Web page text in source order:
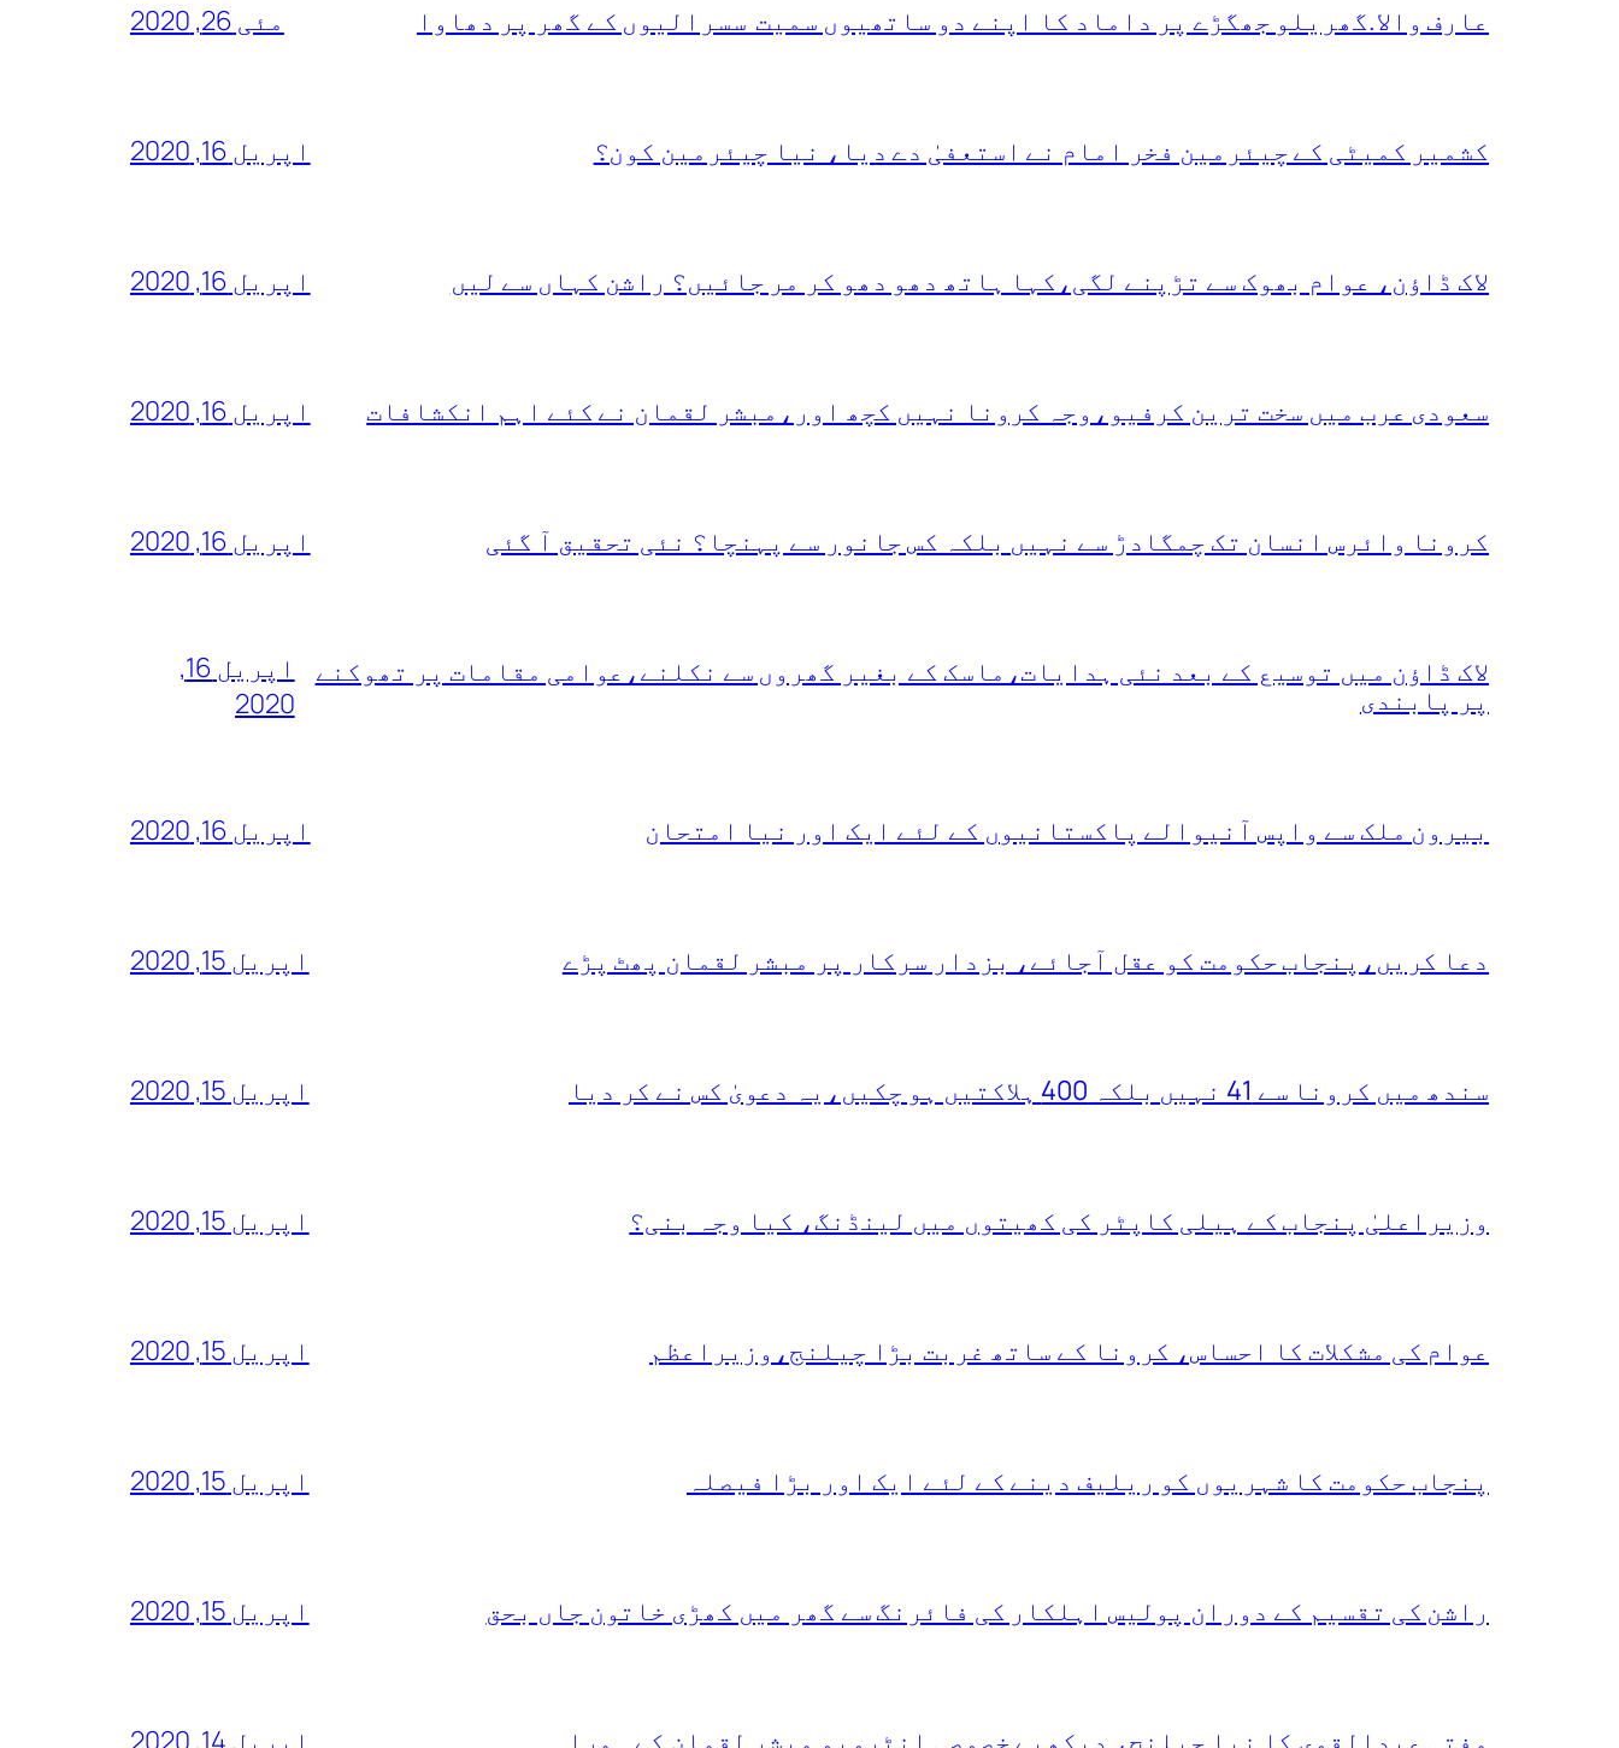
عارف والا.گھریلو جھگڑے پر داماد کا اپنے دو ساتھیوں سمیت سسرالیوں کے گھر پر دھاوا مئی 26, 2020
کشمیر کمیٹی کے چیئرمین فخر امام نے استعفیٰ دے دیا، نیا چیئرمین کون؟ اپریل 16, 2020
لاک ڈاؤن، عوام بھوک سے تڑپنے لگی،کہا ہاتھ دھو دھو کر مر جائیں؟ راشن کہاں سے لیں اپریل 16, 2020
سعودی عرب میں سخت ترین کرفیو،وجہ کرونا نہیں کچھ اور،مبشر لقمان نے کئے اہم انکشافات اپریل 16, 2020
کرونا وائرس انسان تک چمگادڑ سے نہیں بلکہ کس جانور سے پہنچا؟ نئی تحقیق آ گئی اپریل 16, 2020
لاک ڈاؤن میں توسیع کے بعد نئی ہدایات،ماسک کے بغیر گھروں سے نکلنے،عوامی مقامات پر تھوکنے
پر پابندی
اپریل 16,
2020
بیرون ملک سے واپس آنیوالے پاکستانیوں کے لئے ایک اور نیا امتحان اپریل 16, 2020
دعا کریں،پنجاب حکومت کو عقل آجائے، بزدار سرکار پر مبشر لقمان پھٹ پڑے اپریل 15, 2020
سندھ میں کرونا سے 41 نہیں بلکہ 400 ہلاکتیں ہو چکیں،یہ دعویٰ کس نے کر دیا اپریل 15, 2020
وزیراعلیٰ پنجاب کے ہیلی کاپٹر کی کھیتوں میں لینڈنگ، کیا وجہ بنی؟ اپریل 15, 2020
عوام کی مشکلات کا احساس، کرونا کے ساتھ غربت بڑا چیلنج،وزیراعظم اپریل 15, 2020
پنجاب حکومت کا شہریوں کو ریلیف دینے کے لئے ایک اور بڑا فیصلہ اپریل 15, 2020
راشن کی تقسیم کے دوران پولیس اہلکار کی فائرنگ سے گھر میں کھڑی خاتون جاں بحق اپریل 15, 2020
مفتی عبدالقوی کا نیا چیلنج، دیکھیے خصوصی انٹرویو مبشر لقمان کے ہمراہ اپریل 14, 2020